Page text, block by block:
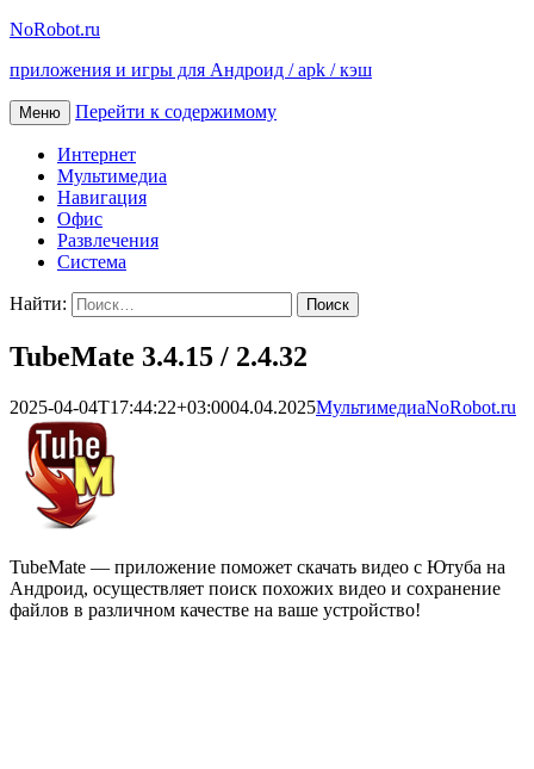
NoRobot.ru
приложения и игры для Андроид / apk / кэш
Меню Перейти к содержимому
Интернет
Мультимедиа
Навигация
Офис
Развлечения
Система
Найти:
TubeMate 3.4.15 / 2.4.32
2025-04-04T17:44:22+03:0004.04.2025МультимедиаNoRobot.ru
TubeMate — приложение поможет скачать видео с Ютуба на
Андроид, осуществляет поиск похожих видео и сохранение
файлов в различном качестве на ваше устройство!